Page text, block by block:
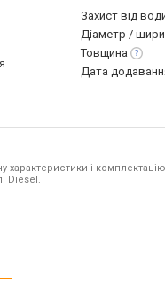
Захист від
Діаметр /
Товщина
Дата
і
Diesel.